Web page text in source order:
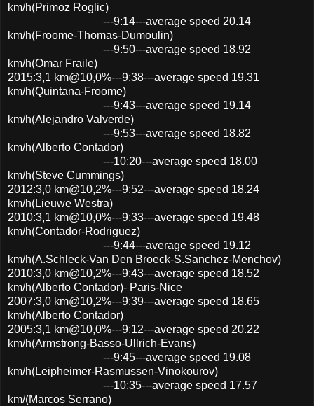
km/h(Primoz Roglic)
---9:14---average speed 20.14
km/h(Froome-Thomas-Dumoulin)
---9:50---average speed 18.92
km/h(Omar Fraile)
2015:3,1 km@10,0%---9:38---average speed 19.31
km/h(Quintana-Froome)
---9:43---average speed 19.14
km/h(Alejandro Valverde)
---9:53---average speed 18.82
km/h(Alberto Contador)
---10:20---average speed 18.00
km/h(Steve Cummings)
2012:3,0 km@10,2%---9:52---average speed 18.24
km/h(Lieuwe Westra)
2010:3,1 km@10,0%---9:33---average speed 19.48
km/h(Contador-Rodriguez)
---9:44---average speed 19.12
km/h(A.Schleck-Van Den Broeck-S.Sanchez-Menchov)
2010:3,0 km@10,2%---9:43---average speed 18.52
km/h(Alberto Contador)- Paris-Nice
2007:3,0 km@10,2%---9:39---average speed 18.65
km/h(Alberto Contador)
2005:3,1 km@10,0%---9:12---average speed 20.22
km/h(Armstrong-Basso-Ullrich-Evans)
---9:45---average speed 19.08
km/h(Leipheimer-Rasmussen-Vinokourov)
---10:35---average speed 17.57
km/(Marcos Serrano)